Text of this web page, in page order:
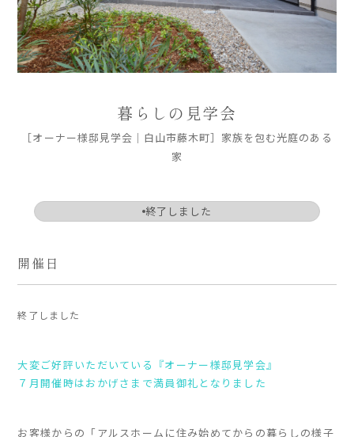
CONTENTS
- 設計コンセプト
デザイン
- 内観デザイン
- 高断熱性能
- 高耐震性能
- 保証
お知らせ
ブログ
暮らしの見学会
［オーナー様邸見学会｜白山市藤木町］家族を包む光庭のある
家
終了しました
開催日
終了しました
大変ご好評いただいている『オーナー様邸見学会』
７月開催時はおかげさまで満員御礼となりました
お客様からの「アルスホームに住み始めてからの暮らしの様子